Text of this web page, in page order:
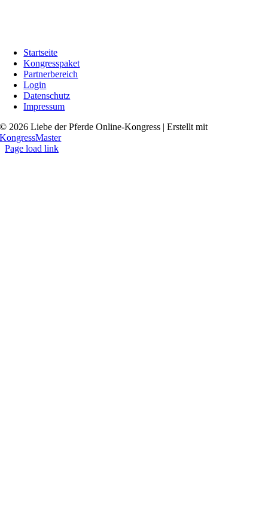
Startseite
Kongresspaket
Partnerbereich
Login
Datenschutz
Impressum
© 2026 Liebe der Pferde Online-Kongress | Erstellt mit
KongressMaster
Page load link